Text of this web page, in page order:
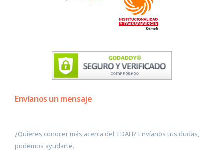
Envíanos un mensaje
¿Quieres conocer más acerca del TDAH? Envíanos tus dudas,
podemos ayudarte.